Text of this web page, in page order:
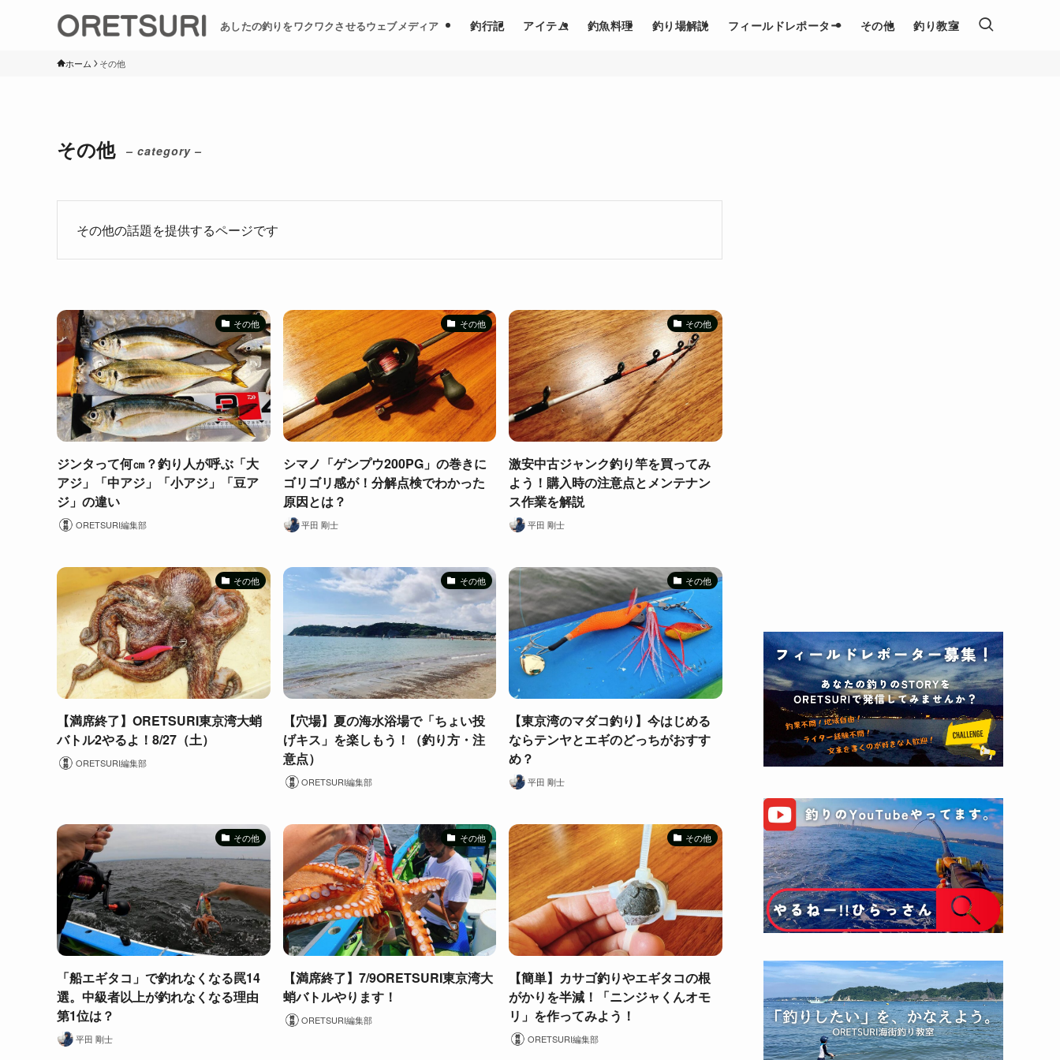
あしたの釣りをワクワクさせるウェブメディア 釣行記 アイテム 釣魚料理 釣り場解説 フィールドレポーター その他 釣り教室
ホーム その他
その他 – category –
その他の話題を提供するページです
その他
ジンタって何㎝？釣り人が呼ぶ「大
アジ」「中アジ」「小アジ」「豆ア
ジ」の違い
ORETSURI編集部
その他
シマノ「ゲンプウ200PG」の巻きに
ゴリゴリ感が！分解点検でわかった
原因とは？
平田 剛士
その他
激安中古ジャンク釣り竿を買ってみ
よう！購入時の注意点とメンテナン
ス作業を解説
平田 剛士
その他
【満席終了】ORETSURI東京湾大蛸
バトル2やるよ！8/27（土）
ORETSURI編集部
その他
【穴場】夏の海水浴場で「ちょい投
げキス」を楽しもう！（釣り方・注
意点）
ORETSURI編集部
その他
【東京湾のマダコ釣り】今はじめる
ならテンヤとエギのどっちがおすす
め？
平田 剛士
その他
「船エギタコ」で釣れなくなる罠14
選。中級者以上が釣れなくなる理由
第1位は？
平田 剛士
その他
【満席終了】7/9ORETSURI東京湾大
蛸バトルやります！
ORETSURI編集部
その他
【簡単】カサゴ釣りやエギタコの根
がかりを半減！「ニンジャくんオモ
リ」を作ってみよう！
ORETSURI編集部